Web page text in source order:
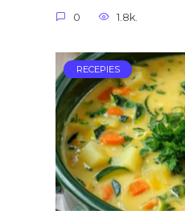
0 1.8k.
RECEPIES